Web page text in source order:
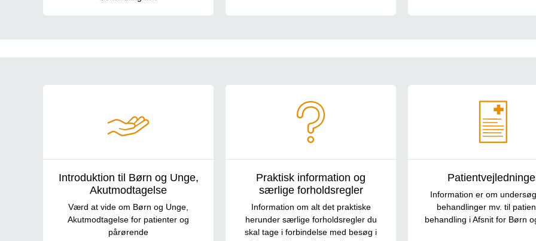
Introduktion til Børn og Unge,
Akutmodtagelse
Værd at vide om Børn og Unge,
Akutmodtagelse for patienter og
pårørende
Praktisk information og
særlige forholdsregler
Information om alt det praktiske
herunder særlige forholdsregler du
skal tage i forbindelse med besøg i
Information er om
behandlinger mv. til
behandling i Afsnit for Børn